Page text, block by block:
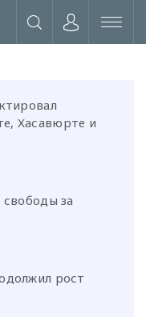
Хасавюрте и
за
рост